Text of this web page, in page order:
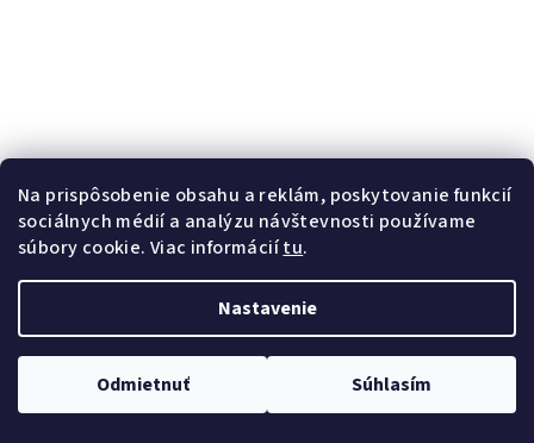
Na prispôsobenie obsahu a reklám, poskytovanie funkcií
sociálnych médií a analýzu návštevnosti používame
súbory cookie. Viac informáciítu.
Nastavenie
Odmietnuť Súhlasím
R008 regál dub sonoma
€75,63
Na ceste
+
− Do košíka
kvalitná LTD doska, vhodný do úzkych priestorov, univerzálne
dvierka, Rozmery (ŠxVxH) : 39x180x35 cm